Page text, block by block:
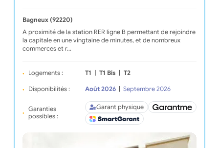
Bagneux (92220)
A proximité de la station RER ligne B permettant de rejoindre
la capitale en une vingtaine de minutes, et de nombreux
commerces et r…
Logements : T1 T1 Bis T2
Disponibilités : Août 2026 Septembre 2026
Garanties
possibles :
Garant physique